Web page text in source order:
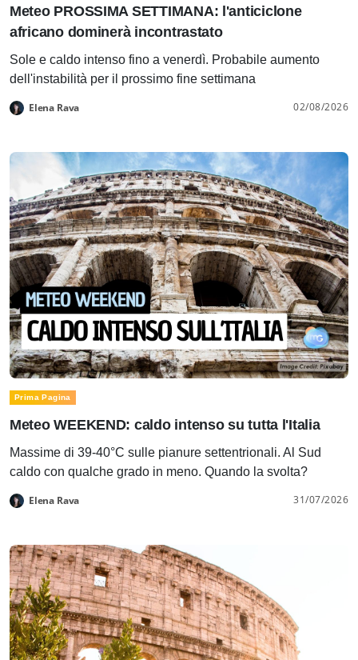
Meteo PROSSIMA SETTIMANA: l'anticiclone
africano dominerà incontrastato
Sole e caldo intenso fino a venerdì. Probabile aumento
dell'instabilità per il prossimo fine settimana
Elena Rava 02/08/2026
Prima Pagina
Meteo WEEKEND: caldo intenso su tutta l'Italia
Massime di 39-40°C sulle pianure settentrionali. Al Sud
caldo con qualche grado in meno. Quando la svolta?
Elena Rava 31/07/2026